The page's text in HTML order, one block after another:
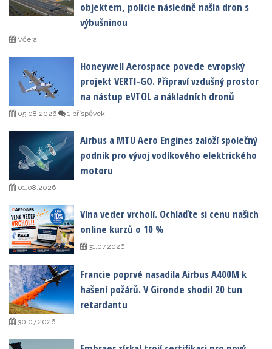
objektem, policie následně našla dron s
výbušninou
Včera
Honeywell Aerospace povede evropský
projekt VERTI-GO. Připraví vzdušný prostor
na nástup eVTOL a nákladních dronů
05.08.2026 1 příspěvek
Airbus a MTU Aero Engines založí společný
podnik pro vývoj vodíkového elektrického
motoru
01.08.2026
Vlna veder vrcholí. Ochlaďte si cenu našich
online kurzů o 10 %
31.07.2026
Francie poprvé nasadila Airbus A400M k
hašení požárů. V Gironde shodil 20 tun
retardantu
30.07.2026